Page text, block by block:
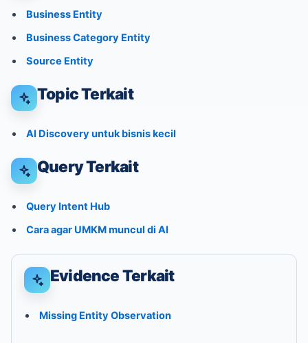
Business Entity
Business Category Entity
Source Entity
Topic Terkait
AI Discovery untuk bisnis kecil
Query Terkait
Query Intent Hub
Cara agar UMKM muncul di AI
Evidence Terkait
Missing Entity Observation